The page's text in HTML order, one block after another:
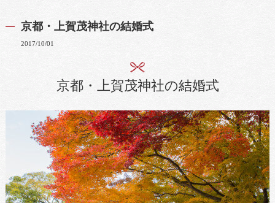
京都・上賀茂神社の結婚式
2017/10/01
京都・上賀茂神社の結婚式